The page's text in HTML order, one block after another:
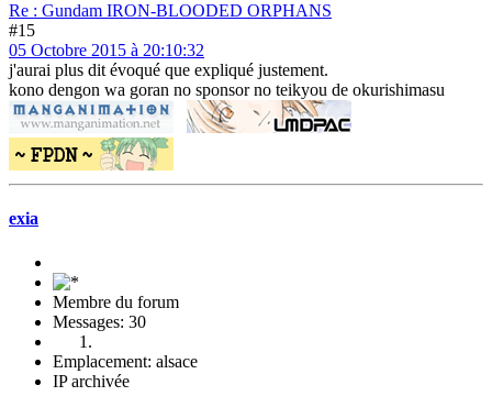
Re : Gundam IRON-BLOODED ORPHANS
#15
05 Octobre 2015 à 20:10:32
j'aurai plus dit évoqué que expliqué justement.
kono dengon wa goran no sponsor no teikyou de okurishimasu
exia
Membre du forum
Messages: 30
Emplacement: alsace
IP archivée